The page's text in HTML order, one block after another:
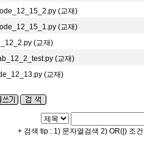
(교재)
(교재)
(교재)
(교재)
(교재)
+ 검색 tip : 1) 문자열검색 2) OR(|) 조